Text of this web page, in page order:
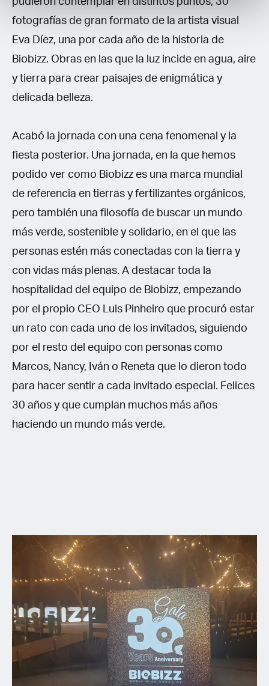
fotografías de gran formato de la artista visual
Eva Díez, una por cada año de la historia de
Biobizz. Obras en las que la luz incide en agua, aire
y tierra para crear paisajes de enigmática y
delicada belleza.
Acabó la jornada con una cena fenomenal y la
fiesta posterior. Una jornada, en la que hemos
podido ver como Biobizz es una marca mundial
de referencia en tierras y fertilizantes orgánicos,
pero también una filosofía de buscar un mundo
más verde, sostenible y solidario, en el que las
personas estén más conectadas con la tierra y
con vidas más plenas. A destacar toda la
hospitalidad del equipo de Biobizz, empezando
por el propio CEO Luis Pinheiro que procuró estar
un rato con cada uno de los invitados, siguiendo
por el resto del equipo con personas como
Marcos, Nancy, Iván o Reneta que lo dieron todo
para hacer sentir a cada invitado especial. Felices
30 años y que cumplan muchos más años
haciendo un mundo más verde.